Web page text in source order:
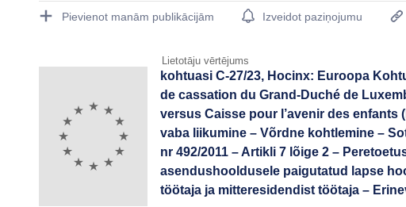
Publication Detail Actions Portlet
Pievienot manām publikācijām Izveidot paziņojumu
Lietotāju vērtējums
kohtuasi C-27/23, Hocinx: Euroopa
de cassation du Grand-Duché de
versus Caisse pour l’avenir des enfants
vaba liikumine – Võrdne kohtlemine –
nr 492/2011 – Artikli 7 lõige 2 –
asendushooldusele paigutatud lapse
töötaja ja mitteresidendist töötaja –